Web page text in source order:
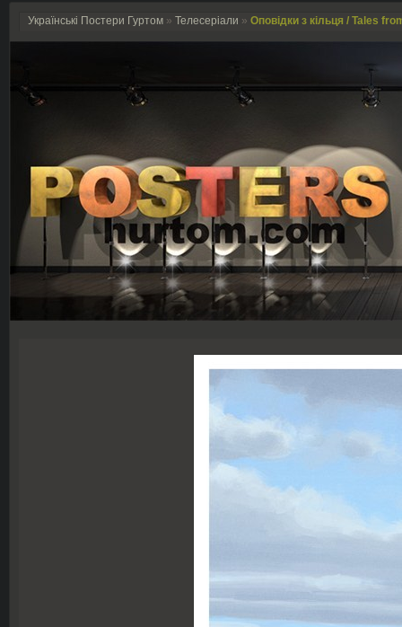
Українські Постери Гуртом » Телесеріали » Оповідки з кільця / Tales